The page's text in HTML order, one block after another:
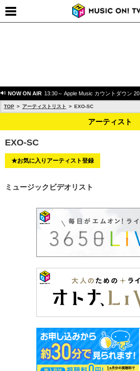
NOW ON AIR 13:30～ Apple Music カウントダウン 20
TOP アーティストリスト EXO-SC
アーティスト
EXO-SC
★お気に入りアーティスト登録
ミュージックビデオリスト